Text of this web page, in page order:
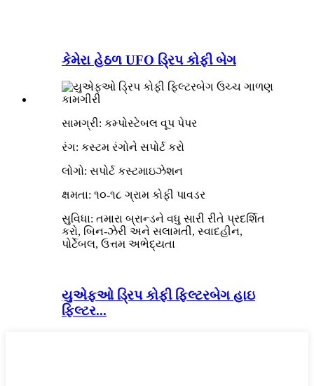
કેમેરા હેઠળ UFO ડ્રિપ કોફી બેગ
સામગ્રી: કમ્પોસ્ટેબલ વૂપ પેપર
રંગ: કસ્ટમ રંગોને સપોર્ટ કરો
લોગો: સપોર્ટ કસ્ટમાઇઝેશન
ક્ષમતા: ૧૦-૧૮ ગ્રામ કોફી પાવડર
સુવિધા: તમારા બ્રાન્ડને વધુ સારી રીતે પ્રદર્શિત
કરો, બિન-ઝેરી અને સલામતી, સ્વાદહીન,
પોર્ટેબલ, ઉત્તમ અભેદ્યતા
યુએફઓ ડ્રિપ કોફી ફિલ્ટરબેગ હાઇ
ફિલ્ટર...